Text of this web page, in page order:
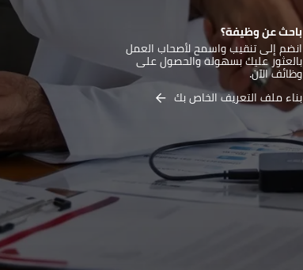
باحث عن وظيفة؟
انضم إلى تنقيب واسمح لأصحاب العمل
بالعثور عليك بسهولة والحصول على
وظائف الآن.
بناء ملف التعريف الخاص بك